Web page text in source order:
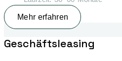
Mehr erfahren
Geschäfts­leasing